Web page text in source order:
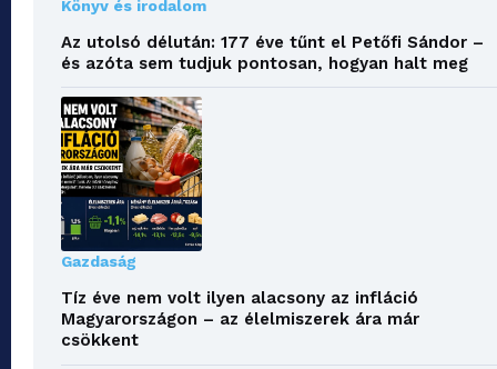
Könyv és irodalom
Az utolsó délután: 177 éve tűnt el Petőfi Sándor –
és azóta sem tudjuk pontosan, hogyan halt meg
Gazdaság
Tíz éve nem volt ilyen alacsony az infláció
Magyarországon – az élelmiszerek ára már
csökkent